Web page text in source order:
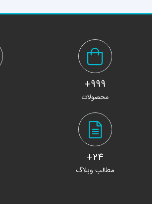
999+
محصولات
24+
مطالب وبلاگ